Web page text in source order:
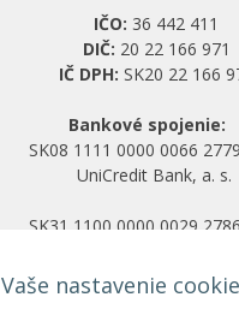
Vaše nastavenie
IČO: 36 442 411
DIČ: 20 22 166 971
IČ DPH: SK20 22 166
Bankové spojenie:
SK08 1111 0000 0066
UniCredit Bank, a. s.
SK31 1100 0000 0029